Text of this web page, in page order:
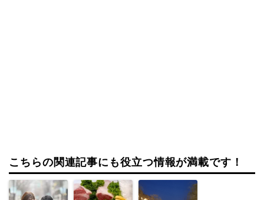
こちらの関連記事にも役立つ情報が満載です！